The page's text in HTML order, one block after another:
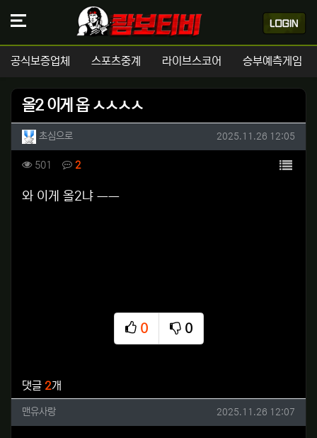
공식보증업체 스포츠중계 라이브스코어 승부예측게임
올2 이게 옵 ㅅㅅㅅㅅ
작성자 정보
초심으로 작성일
2025.11.26 12:05
컨텐츠 정보
501 조회 2댓글 목록
본문
와 이게 올2냐 ㅡㅡ
0
추천
0
비추천
댓글 2개
맨유사랑님의 댓글
맨유사랑 작성일
2025.11.26 12:07